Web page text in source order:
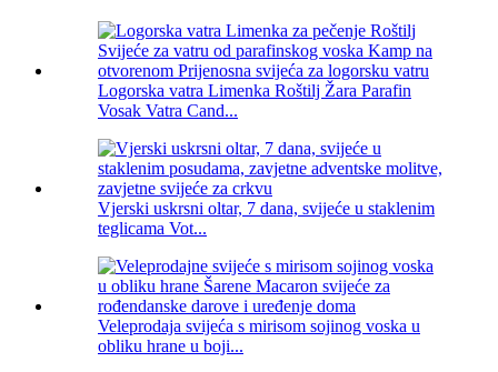
Logorska vatra Limenka Roštilj Žara Parafin
Vosak Vatra Cand...
Vjerski uskrsni oltar, 7 dana, svijeće u staklenim
teglicama Vot...
Veleprodaja svijeća s mirisom sojinog voska u
obliku hrane u boji...